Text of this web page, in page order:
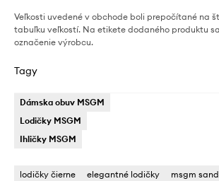
Veľkosti uvedené v obchode boli prepočítané na
tabuľku veľkostí. Na etikete dodaného produktu
označenie výrobcu.
Tagy
Dámska obuv MSGM
Lodičky MSGM
Ihličky MSGM
lodičky čierne elegantné lodičky
msgm